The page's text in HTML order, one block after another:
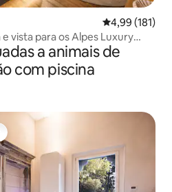
Classificação
4,99 (181)
e vista para os Alpes Luxury
a animais de
com piscina
apreciados